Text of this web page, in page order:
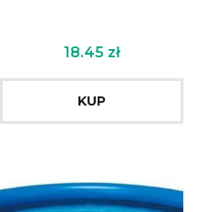
18.45 zł
KUP